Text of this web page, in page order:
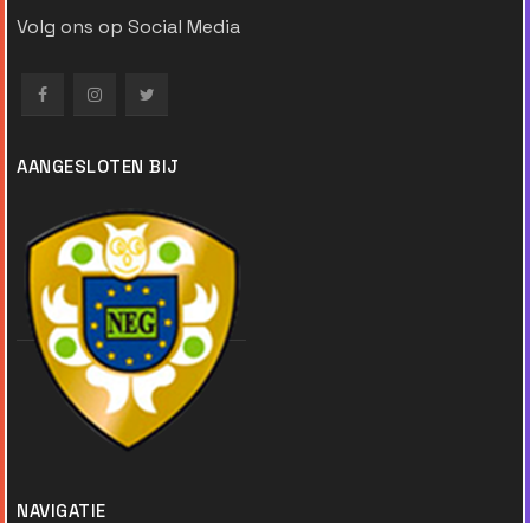
Volg ons op Social Media
AANGESLOTEN BIJ
NAVIGATIE